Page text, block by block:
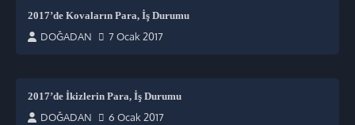
2017’de Kovaların Para, İş Durumu
DOĞADAN 7 Ocak 2017
2017’de İkizlerin Para, İş Durumu
DOĞADAN 6 Ocak 2017